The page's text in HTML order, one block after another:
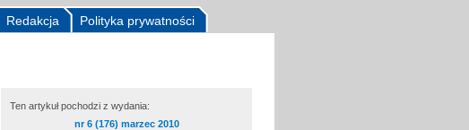
Polityka prywatności
Redakcja
Ten artykuł pochodzi z wydania:
nr 6 (176) marzec 2010